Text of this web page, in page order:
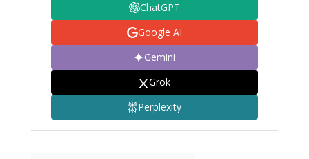
ChatGPT
Google AI
Gemini
Grok
Perplexity